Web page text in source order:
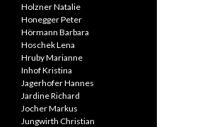
Holzner Natalie
Honegger Peter
Hörmann Barbara
Hoschek Lena
Hruby Marianne
Inhof Kristina
Jagerhofer Hannes
Jardine Richard
Jocher Markus
Jungwirth Christian